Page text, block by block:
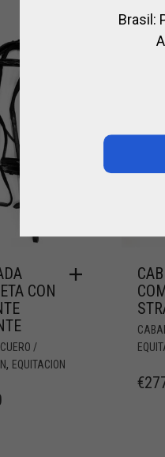
CON
CUERO /
, EQUITACION
€
Brasil: